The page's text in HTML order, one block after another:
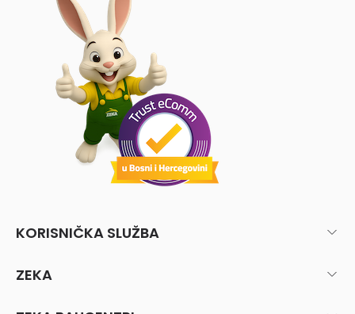
KORISNIČKA SLUŽBA
ZEKA